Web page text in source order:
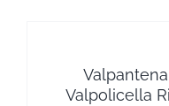
Valpolicella